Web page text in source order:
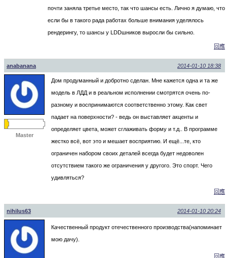
почти заняла третье место, так что шансы есть. Лично я думаю, что
если бы в такого рада работах больше внимания уделялось
рендерингу, то шансы у LDDшников выросли бы сильно.
回應
anabanana 2014-01-10 18:38
Master
Дом продуманный и добротно сделан. Мне кажется одна и та же
модель в ЛДД и в реальном исполнении смотрятся очень по-
разному и воспринимаются соответственно этому. Как свет
падает на поверхности? - ведь он выставляет акценты и
определяет цвета, может сглаживать форму и т.д.. В программе
жестко всё, вот это и мешает восприятию. И ещё...те, кто
ограничен набором своих деталей всегда будет недоволен
отсутствием такого же ограничения у другого. Это спорт. Чего
удивляться?
回應
nihilus63 2014-01-10 20:24
Качественный продукт отечественного производства(напоминает
мою дачу).
回應